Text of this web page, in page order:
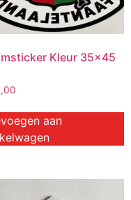
Kleur 35×45
aan